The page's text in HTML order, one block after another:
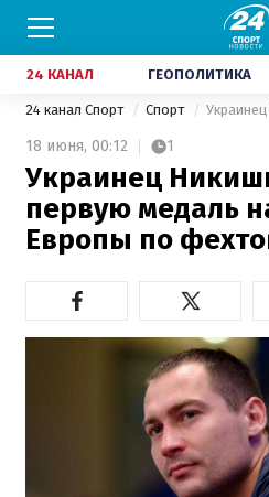
24 КАНАЛ ГЕОПОЛИТИКА
24 канал Спорт Спорт
18 июня, 00:12 1
Украинец
первую медаль
Европы по